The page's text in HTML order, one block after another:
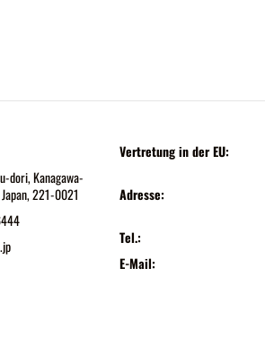
dori, Kanagawa-
221-0021
Vertretung in der EU:
Adresse:
Tel.:
E-Mail: